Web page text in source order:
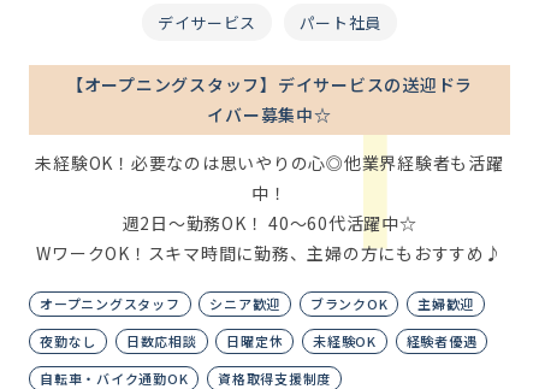
デイサービス パート社員
【オープニングスタッフ】デイサービスの送迎ドラ
イバー募集中☆
未経験OK！必要なのは思いやりの心◎他業界経験者も活躍
中！
週2日～勤務OK！ 40～60代活躍中☆
WワークOK！スキマ時間に勤務、主婦の方にもおすすめ♪
オープニングスタッフ シニア歓迎 ブランクOK
主婦歓迎
夜勤なし
日数応相談 日曜定休 未経験OK
経験者優遇
自転車・バイク通勤OK
資格取得支援制度